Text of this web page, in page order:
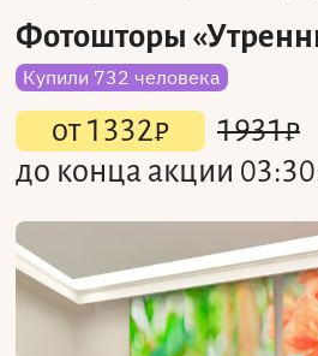
Фотошторы
Купили 732 человека
от1332₽ 1931₽
до конца акции